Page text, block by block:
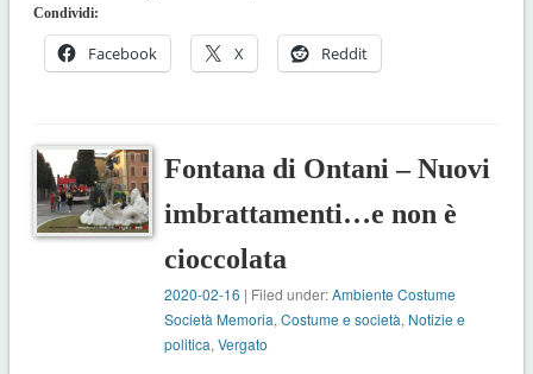
Condividi:
Facebook X Reddit
Fontana di Ontani – Nuovi
imbrattamenti…e non è
cioccolata
2020-02-16 | Filed under:Ambiente Costume
Società Memoria,Costume e società, Notizie e
politica,Vergato